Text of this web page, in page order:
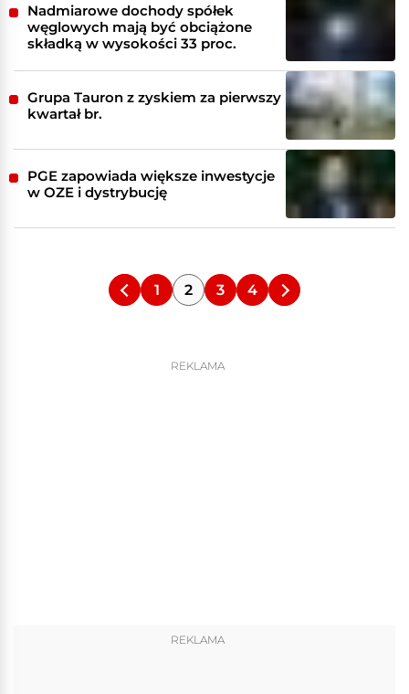
Nadmiarowe dochody spółek
węglowych mają być obciążone
składką w wysokości 33 proc.
Grupa Tauron z zyskiem za pierwszy
kwartał br.
PGE zapowiada większe inwestycje
w OZE i dystrybucję
1 2 3 4
REKLAMA
REKLAMA